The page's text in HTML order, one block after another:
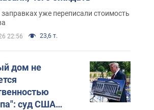
уже переписали стоимость
22:56 23,6 т.
дом не
суд США